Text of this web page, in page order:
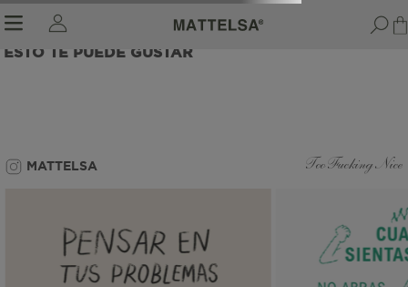
ESTO TE PUEDE GUSTAR
MATTELSA Too Fucking Nice